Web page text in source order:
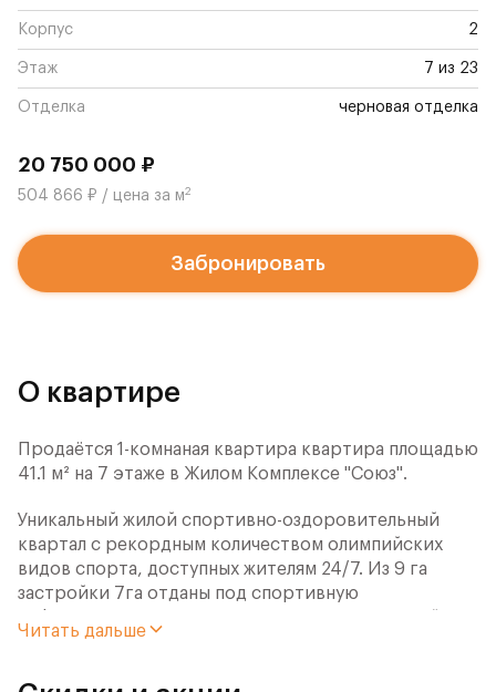
Корпус 2
Этаж 7 из 23
Отделка черновая отделка
20 750 000 ₽
504 866 ₽ / цена за м2
Забронировать
О квартире
Продаётся 1-комнаная квартира квартира площадью
41.1 м² на 7 этаже в Жилом Комплексе "Союз".
Уникальный жилой спортивно-оздоровительный
квартал с рекордным количеством олимпийских
видов спорта, доступных жителям 24/7. Из 9 га
застройки 7га отданы под спортивную
спортивно-оздоровительного кластера юности и
Читать дальше